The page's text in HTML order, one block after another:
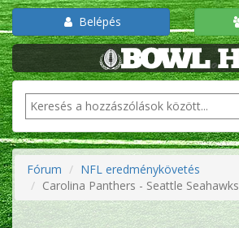
Belépés
Fórum
NFL eredménykövetés
Carolina Panthers - Seattle Seahawks